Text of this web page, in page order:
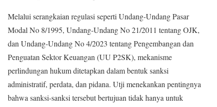
Melalui serangkaian regulasi seperti Undang-Undang Pasar
Modal No 8/1995, Undang-Undang No 21/2011 tentang OJK,
dan Undang-Undang No 4/2023 tentang Pengembangan dan
Penguatan Sektor Keuangan (UU P2SK), mekanisme
perlindungan hukum ditetapkan dalam bentuk sanksi
administratif, perdata, dan pidana. Utji menekankan pentingnya
bahwa sanksi-sanksi tersebut bertujuan tidak hanya untuk